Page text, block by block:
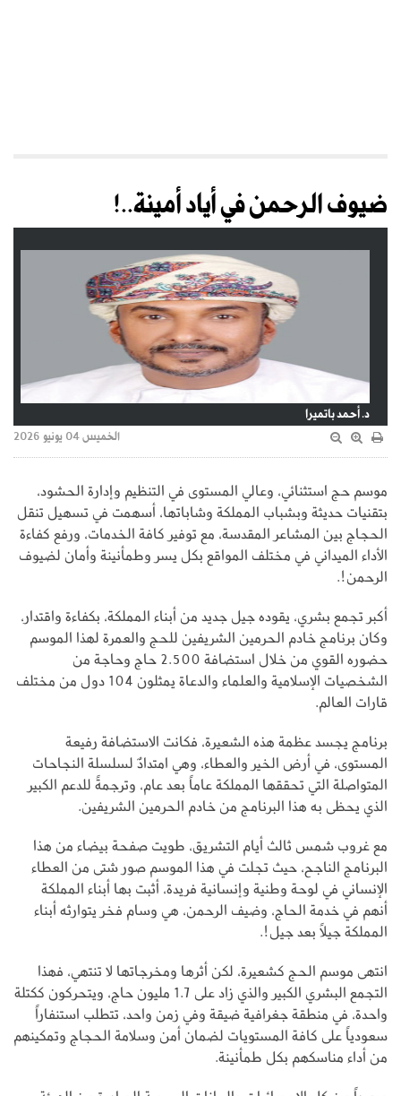
ضيوف الرحمن في أياد أمينة..!
د. أحمد باتميرا
الخميس 04 يونيو 2026
موسم حج استثنائي، وعالي المستوى في التنظيم وإدارة الحشود،
بتقنيات حديثة وبشباب المملكة وشاباتها، أسهمت في تسهيل تنقل
الحجاج بين المشاعر المقدسة، مع توفير كافة الخدمات، ورفع كفاءة
الأداء الميداني في مختلف المواقع بكل يسر وطمأنينة وأمان لضيوف
الرحمن!.
أكبر تجمع بشري، يقوده جيل جديد من أبناء المملكة، بكفاءة واقتدار،
وكان برنامج خادم الحرمين الشريفين للحج والعمرة لهذا الموسم
حضوره القوي من خلال استضافة 2.500 حاج وحاجة من
الشخصيات الإسلامية والعلماء والدعاة يمثلون 104 دول من مختلف
قارات العالم.
برنامج يجسد عظمة هذه الشعيرة، فكانت الاستضافة رفيعة
المستوى، في أرض الخير والعطاء، وهي امتدادٌ لسلسلة النجاحات
المتواصلة التي تحققها المملكة عاماً بعد عام، وترجمةً للدعم الكبير
الذي يحظى به هذا البرنامج من خادم الحرمين الشريفين.
مع غروب شمس ثالث أيام التشريق، طويت صفحة بيضاء من هذا
البرنامج الناجح، حيث تجلت في هذا الموسم صور شتى من العطاء
الإنساني في لوحة وطنية وإنسانية فريدة، أثبت بها أبناء المملكة
أنهم في خدمة الحاج، وضيف الرحمن، هي وسام فخر يتوارثه أبناء
المملكة جيلاً بعد جيل!.
انتهى موسم الحج كشعيرة، لكن أثرها ومخرجاتها لا تنتهي، فهذا
التجمع البشري الكبير والذي زاد على 1.7 مليون حاج، ويتحركون ككتلة
واحدة، في منطقة جغرافية ضيقة وفي زمن واحد، تتطلب استنفاراً
سعودياً على كافة المستويات لضمان أمن وسلامة الحجاج وتمكينهم
من أداء مناسكهم بكل طمأنينة.